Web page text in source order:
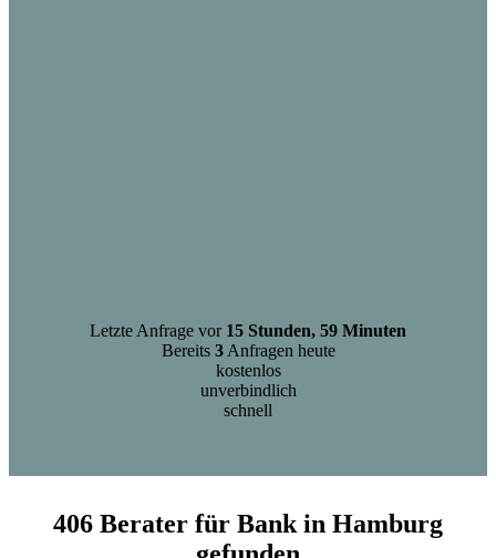
Letzte Anfrage vor 15 Stunden, 59 Minuten
Bereits 3Anfragen heute
kostenlos
unverbindlich
schnell
406 Berater für Bank in Hamburg